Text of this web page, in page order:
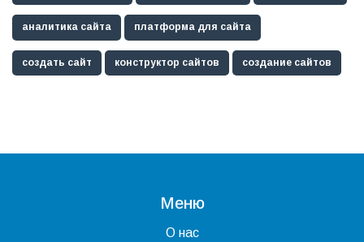
аналитика сайта платформа для сайта
создать сайт конструктор сайтов создание сайтов
Меню
О нас